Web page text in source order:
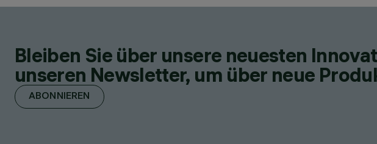
Bleiben Sie über unsere neuesten
unseren Newsletter, um über neue
ABONNIEREN